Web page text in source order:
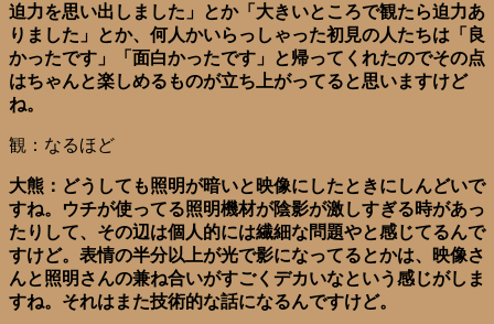
迫力を思い出しました」とか「大きいところで観たら迫力あ
りました」とか、何人かいらっしゃった初見の人たちは「良
かったです」「面白かったです」と帰ってくれたのでその点
はちゃんと楽しめるものが立ち上がってると思いますけど
ね。
観：なるほど
大熊：どうしても照明が暗いと映像にしたときにしんどいで
すね。ウチが使ってる照明機材が陰影が激しすぎる時があっ
たりして、その辺は個人的には繊細な問題やと感じてるんで
すけど。表情の半分以上が光で影になってるとかは、映像さ
んと照明さんの兼ね合いがすごくデカいなという感じがしま
すね。それはまた技術的な話になるんですけど。